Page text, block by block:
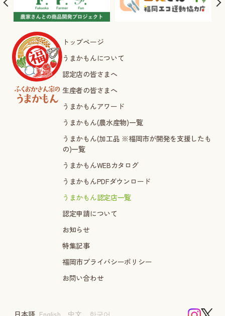
トップページ
うまかもんについて
認定店の皆さまへ
生産者の皆さまへ
うまかもんアワード
うまかもん(農水産物)一覧
うまかもん(加工品 ※福岡市が開発を支援したも
の)一覧
うまかもんWEBカタログ
うまかもんPDFダウンロード
うまかもん認定店一覧
認定申請について
お知らせ
特集記事
福岡市プライバシーポリシー
お問い合わせ
日本語 English 中文 한국어